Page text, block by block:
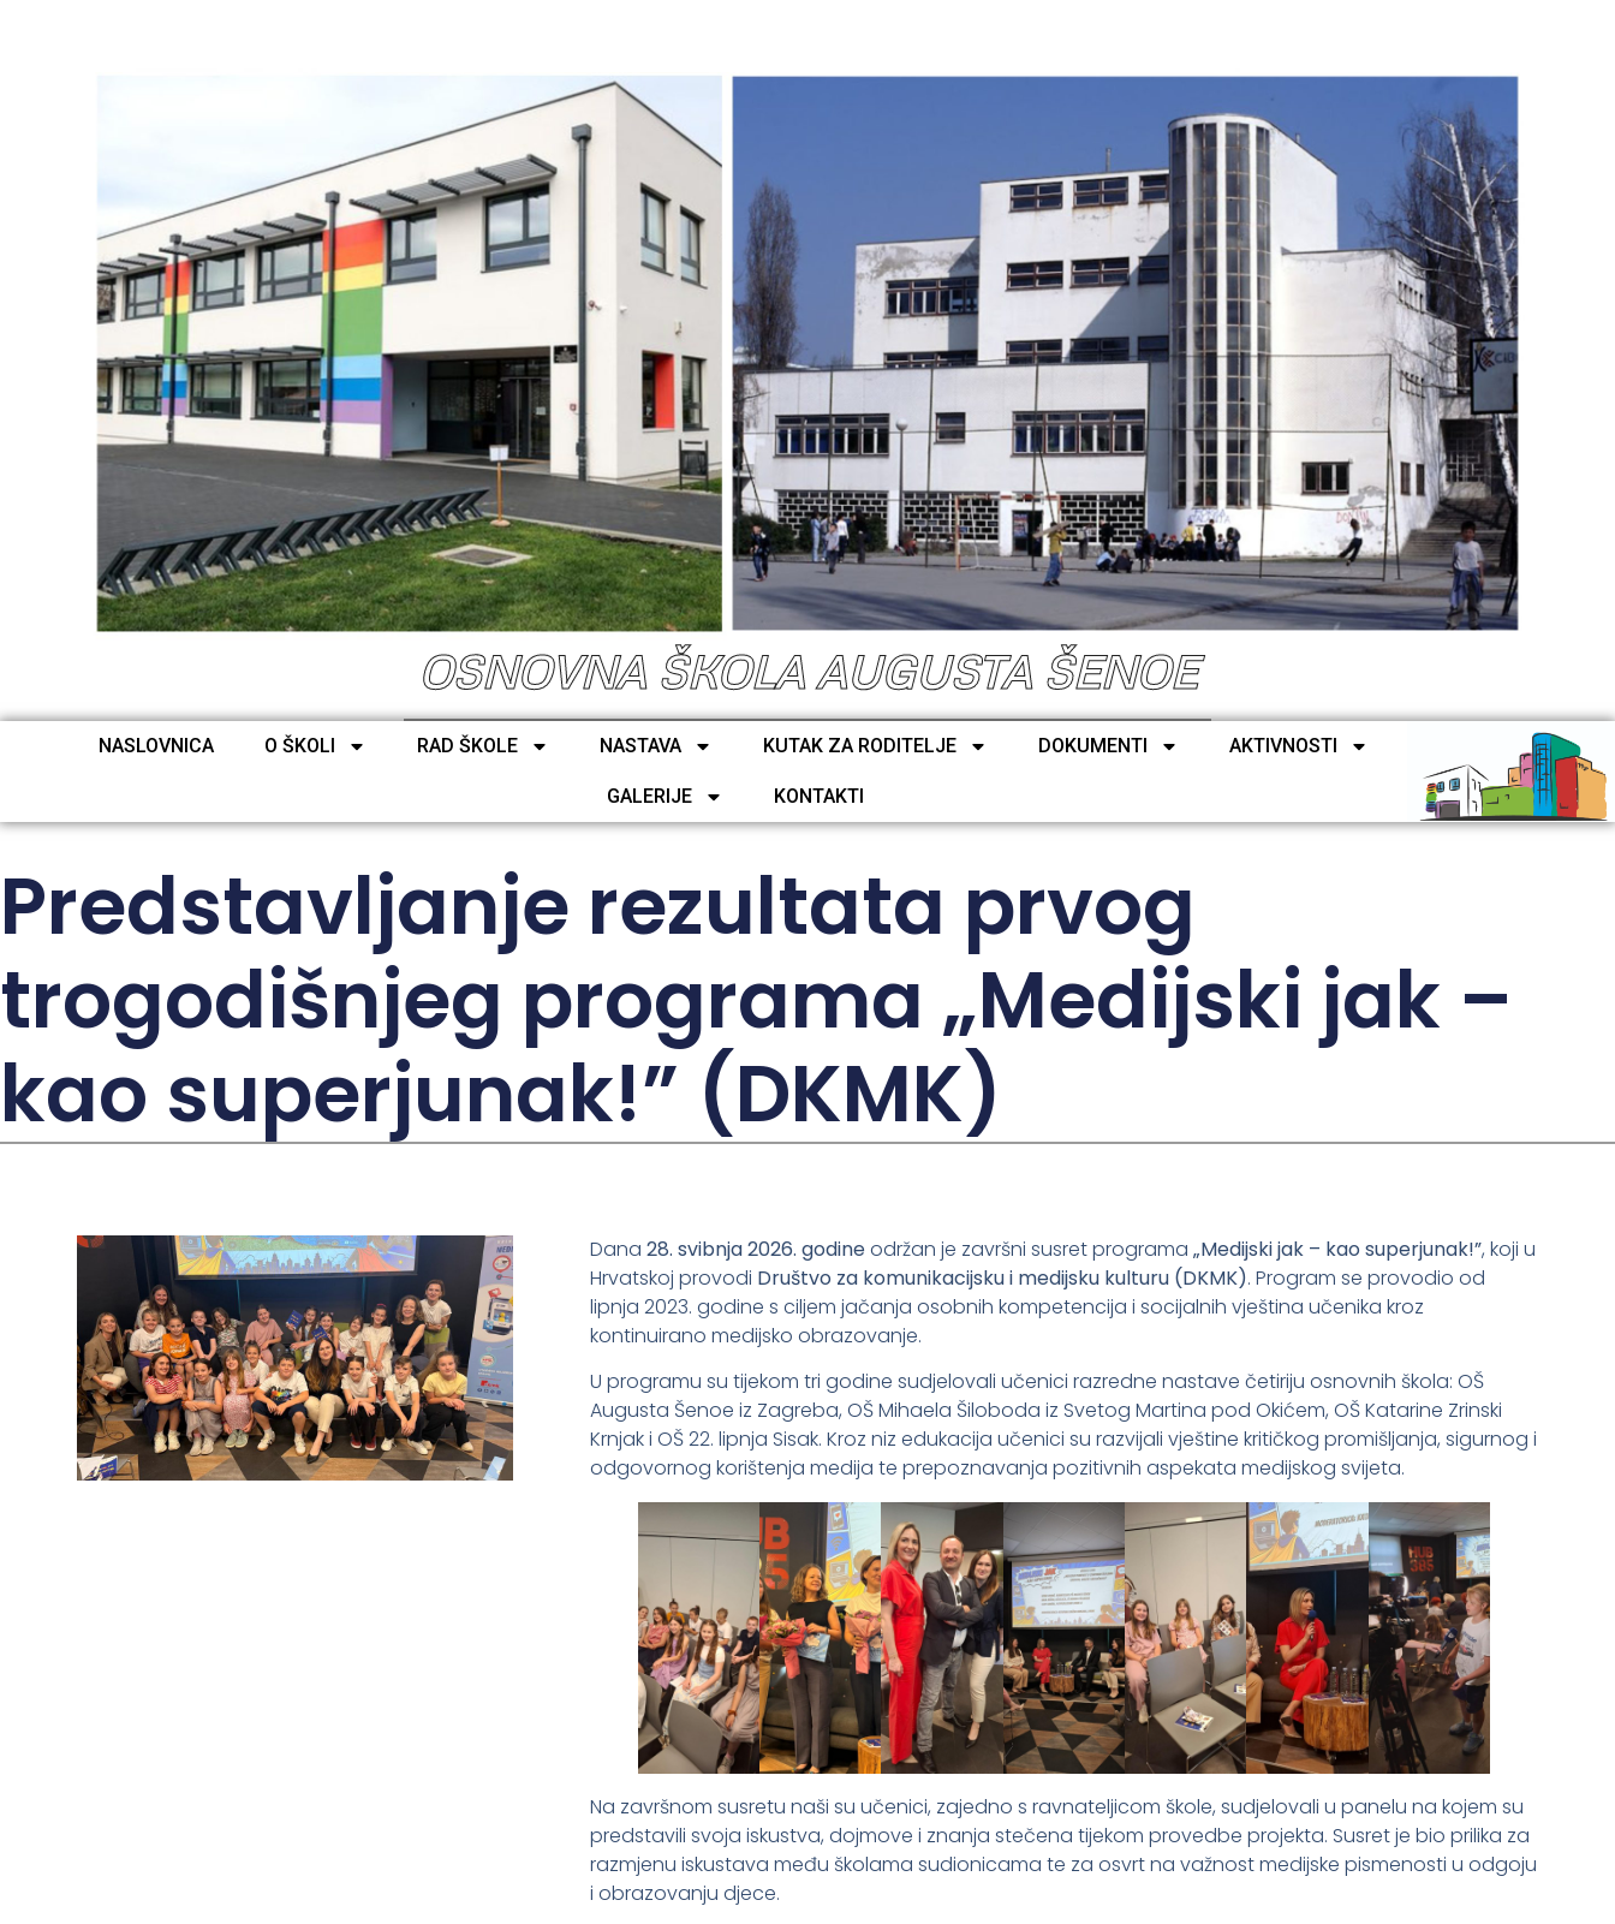
OSNOVNA ŠKOLA AUGUSTA ŠENOE
NASLOVNICA O ŠKOLI RAD ŠKOLE NASTAVA KUTAK ZA RODITELJE DOKUMENTI AKTIVNOSTI
GALERIJE KONTAKTI
Predstavljanje rezultata prvog
trogodišnjeg programa „Medijski jak –
kao superjunak!” (DKMK)
Dana 28. svibnja 2026. godineodržan je završni susret programa „Medijski jak – kao superjunak!”, koji u
Hrvatskoj provodi Društvo za komunikacijsku i medijsku kulturu (DKMK). Program se provodio od
lipnja 2023. godine s ciljem jačanja osobnih kompetencija i socijalnih vještina učenika kroz
kontinuirano medijsko obrazovanje.
U programu su tijekom tri godine sudjelovali učenici razredne nastave četiriju osnovnih škola: OŠ
Augusta Šenoe iz Zagreba, OŠ Mihaela Šiloboda iz Svetog Martina pod Okićem, OŠ Katarine Zrinski
Krnjak i OŠ 22. lipnja Sisak. Kroz niz edukacija učenici su razvijali vještine kritičkog promišljanja, sigurnog i
odgovornog korištenja medija te prepoznavanja pozitivnih aspekata medijskog svijeta.
Na završnom susretu naši su učenici, zajedno s ravnateljicom škole, sudjelovali u panelu na kojem su
predstavili svoja iskustva, dojmove i znanja stečena tijekom provedbe projekta. Susret je bio prilika za
razmjenu iskustava među školama sudionicama te za osvrt na važnost medijske pismenosti u odgoju
i obrazovanju djece.